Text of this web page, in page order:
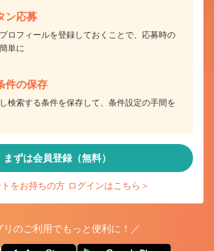
ン応募
ロフィールを登録しておくことで、応募時の
単に
件の保存
検索する条件を保存して、条件設定の手間を
まずは会員登録（無料）
をお持ちの方 ログインはこちら＞
リのご利用でもっと便利に！／